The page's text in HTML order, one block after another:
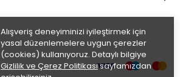
Alışveriş deneyiminizi iyileştirmek için
yasal düzenlemelere uygun çerezler
(cookies) kullanıyoruz. Detaylı bilgiye
Gizlilik ve Çerez Politikasısayfamızdan